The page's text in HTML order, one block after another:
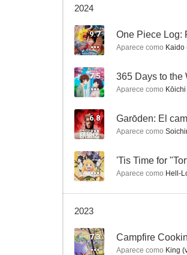
Kaiju No. 8
8.3
The Testament of Sister New Devil
8.0
2024
9.7
Aparece como Kaido
7.5 365 Days to the
Aparece como
6.8
Aparece como
-- 'Tis Time for
Aparece como Hell-
2023
7.3
Aparece como King